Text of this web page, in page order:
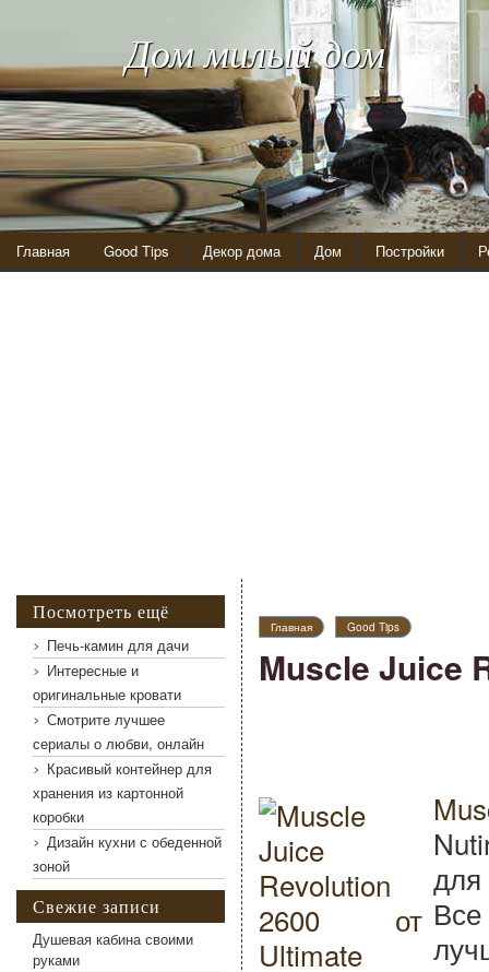
Дом милый дом
Главная Good Tips Декор дома Дом Постройки
Главная Good Tips
Muscle Juice
Посмотреть ещё
Печь-камин для дачи
Интересные и
оригинальные кровати
Смотрите лучшее
сериалы о любви, онлайн
Красивый контейнер для
хранения из картонной
коробки
Дизайн кухни с обеденной
зоной
Свежие записи
Душевая кабина своими
руками